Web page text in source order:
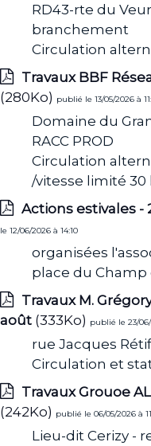
RD43-rte du
branchement
Circulation
Travaux BBF
(280Ko) publié le 13/05/2026 à
Domaine du
RACC PROD
Circulation
/vitesse limité 30
Actions estivales -
le 12/06/2026 à 14:10
organisées
place du Champ
Travaux M.
août (333Ko) publié le 23/06/
rue Jacques
Circulation et
Travaux Grouoe
(242Ko) publié le 06/05/2026 à
Lieu-dit Cerizy -